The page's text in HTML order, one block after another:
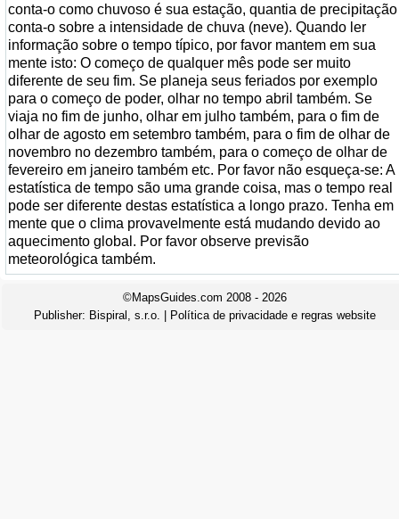
conta-o como chuvoso é sua estação, quantia de precipitação
conta-o sobre a intensidade de chuva (neve). Quando ler
informação sobre o tempo típico, por favor mantem em sua
mente isto: O começo de qualquer mês pode ser muito
diferente de seu fim. Se planeja seus feriados por exemplo
para o começo de poder, olhar no tempo abril também. Se
viaja no fim de junho, olhar em julho também, para o fim de
olhar de agosto em setembro também, para o fim de olhar de
novembro no dezembro também, para o começo de olhar de
fevereiro em janeiro também etc. Por favor não esqueça-se: A
estatística de tempo são uma grande coisa, mas o tempo real
pode ser diferente destas estatística a longo prazo. Tenha em
mente que o clima provavelmente está mudando devido ao
aquecimento global. Por favor observe previsão
meteorológica também.
©MapsGuides.com 2008 - 2026
Publisher: Bispiral, s.r.o. Política de privacidade e regras website